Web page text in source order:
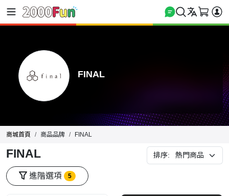
FINAL
商城首頁 商品品牌 FINAL
FINAL 排序:
進階選項 5